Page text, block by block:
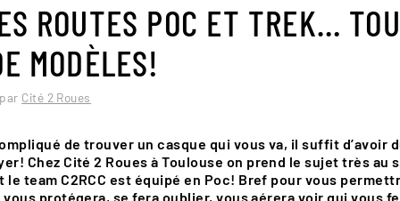
CARGO
VTT ÉLECTRIQUE
Le magasin
ET VOYAGE
ROUTES POC ET TREK…
MODÈLES!
par Cité 2 Roues
de trouver un casque qui vous va, il suffit d’avoir
Chez Cité 2 Roues à Toulouse on prend le sujet très au
le team C2RCC est équipé en Poc! Bref pour vous
vous protégera, se fera oublier, vous aérera voir qui vous